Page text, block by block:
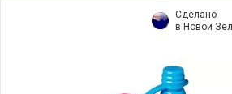
Сделано
в Новой